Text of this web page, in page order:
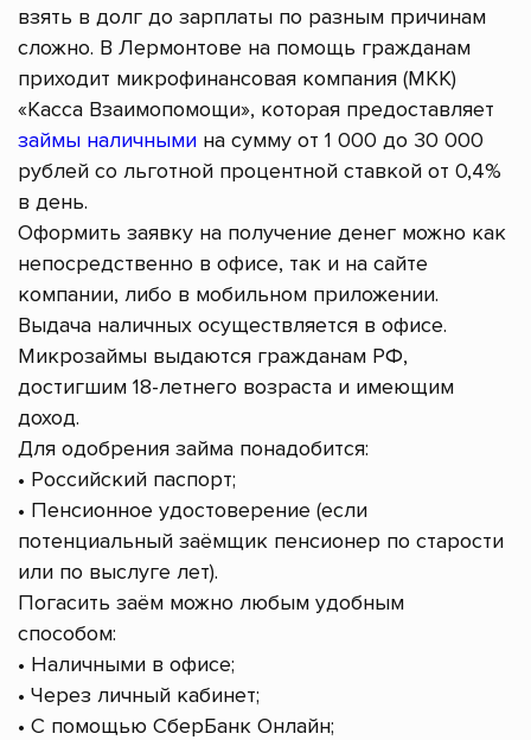
взять в долг до зарплаты по разным причинам
сложно. В Лермонтове на помощь гражданам
приходит микрофинансовая компания (МКК)
«Касса Взаимопомощи», которая предоставляет
займы наличными на сумму от 1 000 до 30 000
рублей со льготной процентной ставкой от 0,4%
в день.
Оформить заявку на получение денег можно как
непосредственно в офисе, так и на сайте
компании, либо в мобильном приложении.
Выдача наличных осуществляется в офисе.
Микрозаймы выдаются гражданам РФ,
достигшим 18-летнего возраста и имеющим
доход.
Для одобрения займа понадобится:
• Российский паспорт;
• Пенсионное удостоверение (если
потенциальный заёмщик пенсионер по старости
или по выслуге лет).
Погасить заём можно любым удобным
способом:
• Наличными в офисе;
• Через личный кабинет;
• С помощью СберБанк Онлайн;